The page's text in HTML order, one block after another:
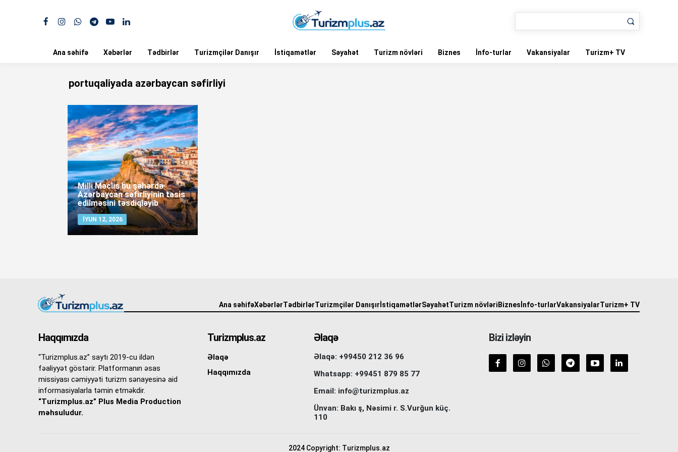
Ana səhifə Xəbərlər Tədbirlər Turizmçilər Danışır İstiqamətlər Səyahət Turizm növləri Biznes İnfo-turlar Vakansiyalar Turizm+ TV
portuqaliyada azərbaycan səfirliyi
Milli Məclis bu şəhərdə
Azərbaycan səfirliyinin təsis
edilməsini təsdiqləyib
İYUN 12, 2026
Ana səhifəXəbərlərTədbirlərTurizmçilər Danışır İstiqamətlərSəyahətTurizm növləri Biznes İnfo-turlarVakansiyalarTurizm+ TV
Haqqımızda
“Turizmplus.az” saytı 2019-cu ildən
fəaliyyət göstərir. Platformanın əsas
missiyası cəmiyyəti turizm sənayesinə aid
informasiyalarla təmin etməkdir.
“Turizmplus.az” Plus Media Production
məhsuludur.
Turizmplus.az
Əlaqə
Haqqımızda
Əlaqə
Əlaqə: +99450 212 36 96
Whatsapp: +99451 879 85 77
Email: info@turizmplus.az
Ünvan: Bakı ş, Nəsimi r. S.Vurğun küç.
110
Bizi izləyin
2024 Copyright: Turizmplus.az